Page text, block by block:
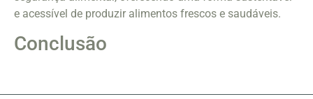
e acessível de produzir alimentos frescos e saudáveis.
Conclusão